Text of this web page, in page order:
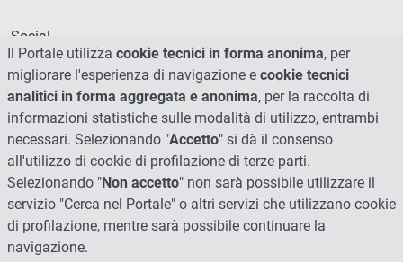
Social
Il Portale utilizza cookie tecnici in forma anonima, per
migliorare l'esperienza di navigazione e cookie tecnici
analitici in forma aggregata e anonima, per la raccolta di
informazioni statistiche sulle modalità di utilizzo, entrambi
necessari. Selezionando "Accetto" si dà il consenso
all'utilizzo di cookie di profilazione di terze parti.
Selezionando "Non accetto" non sarà possibile utilizzare il
servizio "Cerca nel Portale" o altri servizi che utilizzano cookie
di profilazione, mentre sarà possibile continuare la
navigazione.